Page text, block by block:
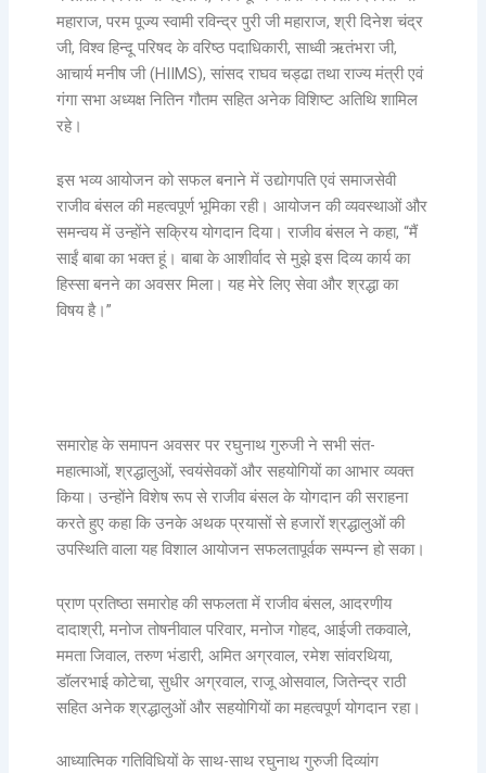
महाराज, परम पूज्य स्वामी रविन्द्र पुरी जी महाराज, श्री दिनेश चंद्र
जी, विश्व हिन्दू परिषद के वरिष्ठ पदाधिकारी, साध्वी ऋतंभरा जी,
आचार्य मनीष जी (HIIMS), सांसद राघव चड्ढा तथा राज्य मंत्री एवं
गंगा सभा अध्यक्ष नितिन गौतम सहित अनेक विशिष्ट अतिथि शामिल
रहे।
इस भव्य आयोजन को सफल बनाने में उद्योगपति एवं समाजसेवी
राजीव बंसल की महत्वपूर्ण भूमिका रही। आयोजन की व्यवस्थाओं और
समन्वय में उन्होंने सक्रिय योगदान दिया। राजीव बंसल ने कहा, “मैं
साईं बाबा का भक्त हूं। बाबा के आशीर्वाद से मुझे इस दिव्य कार्य का
हिस्सा बनने का अवसर मिला। यह मेरे लिए सेवा और श्रद्धा का
विषय है।”
समारोह के समापन अवसर पर रघुनाथ गुरुजी ने सभी संत-
महात्माओं, श्रद्धालुओं, स्वयंसेवकों और सहयोगियों का आभार व्यक्त
किया। उन्होंने विशेष रूप से राजीव बंसल के योगदान की सराहना
करते हुए कहा कि उनके अथक प्रयासों से हजारों श्रद्धालुओं की
उपस्थिति वाला यह विशाल आयोजन सफलतापूर्वक सम्पन्न हो सका।
प्राण प्रतिष्ठा समारोह की सफलता में राजीव बंसल, आदरणीय
दादाश्री, मनोज तोषनीवाल परिवार, मनोज गोहद, आईजी तकवाले,
ममता जिवाल, तरुण भंडारी, अमित अग्रवाल, रमेश सांवरथिया,
डॉलरभाई कोटेचा, सुधीर अग्रवाल, राजू ओसवाल, जितेन्द्र राठी
सहित अनेक श्रद्धालुओं और सहयोगियों का महत्वपूर्ण योगदान रहा।
आध्यात्मिक गतिविधियों के साथ-साथ रघुनाथ गुरुजी दिव्यांग